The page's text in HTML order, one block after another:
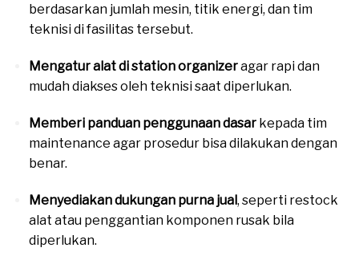
berdasarkan jumlah mesin, titik energi, dan tim
teknisi di fasilitas tersebut.
Mengatur alat di station organizeragar rapi dan
mudah diakses oleh teknisi saat diperlukan.
Memberi panduan penggunaan dasarkepada tim
maintenance agar prosedur bisa dilakukan dengan
benar.
Menyediakan dukungan purna jual, seperti restock
alat atau penggantian komponen rusak bila
diperlukan.